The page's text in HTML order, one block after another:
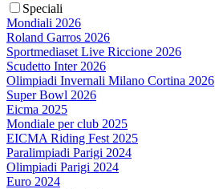
Speciali
Mondiali 2026
Roland Garros 2026
Sportmediaset Live Riccione 2026
Scudetto Inter 2026
Olimpiadi Invernali Milano Cortina 2026
Super Bowl 2026
Eicma 2025
Mondiale per club 2025
EICMA Riding Fest 2025
Paralimpiadi Parigi 2024
Olimpiadi Parigi 2024
Euro 2024